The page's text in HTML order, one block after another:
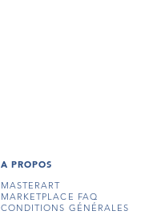
A PROPOS
MASTERART
MARKETPLACE FAQ
CONDITIONS GÉNÉRALES